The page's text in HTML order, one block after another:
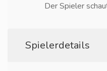
Der Spieler
Spielerdetails